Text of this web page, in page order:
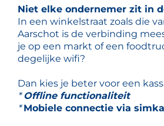
Niet elke ondernemer zit in
In een winkelstraat zoals die
Aarschot is de verbinding
je op een markt of een
degelijke wifi?
Dan kies je beter voor een
*Offline functionaliteit
*Mobiele connectie via